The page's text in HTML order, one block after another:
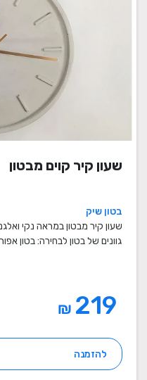
שעון קיר קוים מבטון
בטון שיק
שעון קיר מבטון במראה נקי
גוונים של בטון לבחירה: בטון
₪
להזמנה